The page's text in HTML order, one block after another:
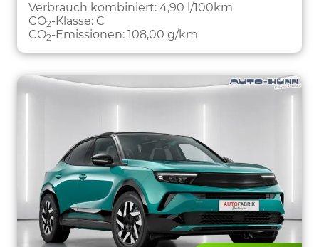
Verbrauch kombiniert: 4,90 l/100km
CO2-Klasse: C
CO2-Emissionen: 108,00 g/km